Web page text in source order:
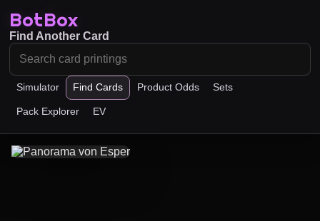
BotBox
Simulator Find Cards Product Odds Sets
Pack Explorer EV
Find Another Card